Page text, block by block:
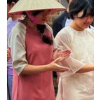
TIN